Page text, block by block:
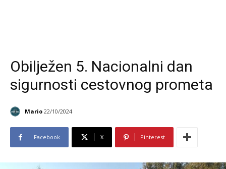
Obilježen 5. Nacionalni dan
sigurnosti cestovnog prometa
Mario 22/10/2024
Facebook X Pinterest